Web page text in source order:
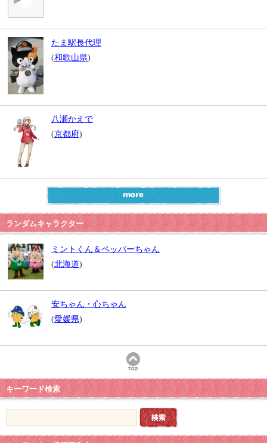
たま駅長代理
(和歌山県)
八瀬かえで
(京都府)
ランダムキャラクター
ミントくん＆ペッパーちゃん
(北海道)
安ちゃん・心ちゃん
(愛媛県)
キーワード検索